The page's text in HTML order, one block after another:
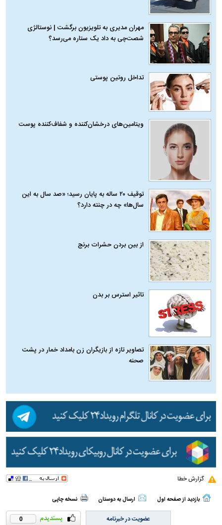
مهران مدیری به تلویزیون برگشت | نوستالژی
شصت‌چی به داد یک ستاره می‌رسد؟
تداخل روتین پوستی
ویتامین‌های درخشان‌کننده و شفاف‌کننده پوست
توقیف ۲۰ ساله به پایان رسید؛ «صد سال به این
سال‌ها» چه در چنته دارد؟
از بین بردن حشرات برنج
تاثیر استرس بر بدن
تصاویر تازه از بازیگران زن بامداد خمار در پشت
صحنه
گزارش خطا
بازدید از صفحه اول ارسال به دوستان نسخه چاپی
0 عضویت در خبرنامه